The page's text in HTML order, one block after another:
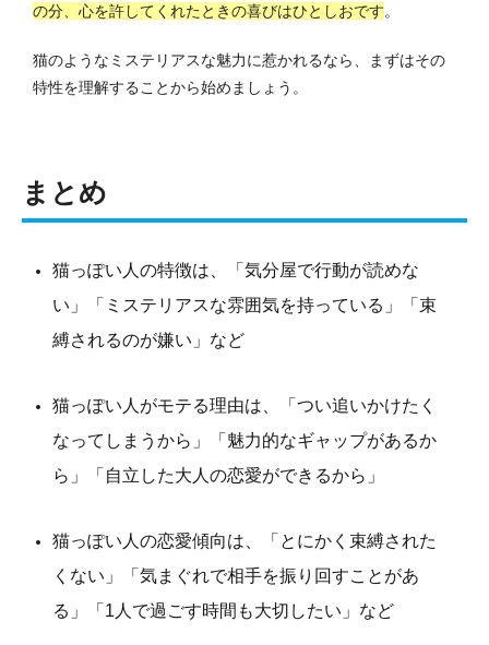
の分、心を許してくれたときの喜びはひとしおです。
猫のようなミステリアスな魅力に惹かれるなら、まずはその
特性を理解することから始めましょう。
まとめ
猫っぽい人の特徴は、「気分屋で行動が読めな
い」「ミステリアスな雰囲気を持っている」「束
縛されるのが嫌い」など
猫っぽい人がモテる理由は、「つい追いかけたく
なってしまうから」「魅力的なギャップがあるか
ら」「自立した大人の恋愛ができるから」
猫っぽい人の恋愛傾向は、「とにかく束縛された
くない」「気まぐれで相手を振り回すことがあ
る」「1人で過ごす時間も大切したい」など